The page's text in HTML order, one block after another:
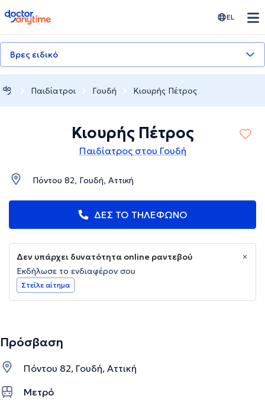
doctoranytime EL
Βρες ειδικό
Παιδίατροι Γουδή Κιουρής Πέτρος
Κιουρής Πέτρος
Παιδίατρος στου Γουδή
Πόντου 82, Γουδή, Αττική
ΔΕΣ ΤΟ ΤΗΛΕΦΩΝΟ
Δεν υπάρχει δυνατότητα online ραντεβού
Εκδήλωσε το ενδιαφέρον σου
Στείλε αίτημα
Πρόσβαση
Πόντου 82, Γουδή, Αττική
Μετρό